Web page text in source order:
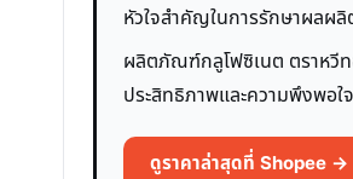
หัวใจสำคัญในการรักษาผลผ
ผลิตภัณฑ์กลูโฟซิเนต ตราหวีท
ประสิทธิภาพและความพึงพอ
ดูราคาล่าสุดที่ Shopee →